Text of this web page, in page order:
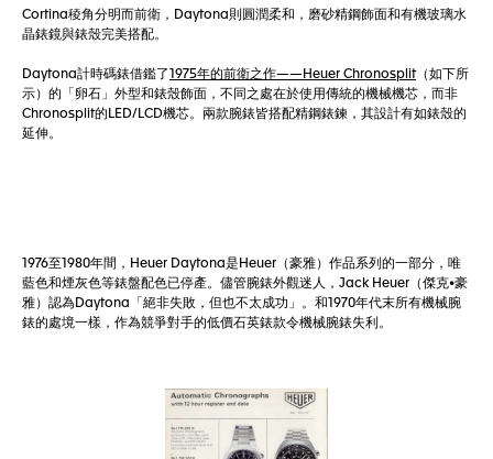
Cortina稜角分明而前衛，Daytona則圓潤柔和，磨砂精鋼飾面和有機玻璃水
晶錶鏡與錶殼完美搭配。
Daytona計時碼錶借鑑了1975年的前衛之作——Heuer Chronosplit（如下所
示）的「卵石」外型和錶殼飾面，不同之處在於使用傳統的機械機芯，而非
Chronosplit的LED/LCD機芯。兩款腕錶皆搭配精鋼錶鍊，其設計有如錶殼的
延伸。
1976至1980年間，Heuer Daytona是Heuer（豪雅）作品系列的一部分，唯
藍色和煙灰色等錶盤配色已停產。儘管腕錶外觀迷人，Jack Heuer（傑克•豪
雅）認為Daytona「絕非失敗，但也不太成功」。和1970年代末所有機械腕
錶的處境一樣，作為競爭對手的低價石英錶款令機械腕錶失利。